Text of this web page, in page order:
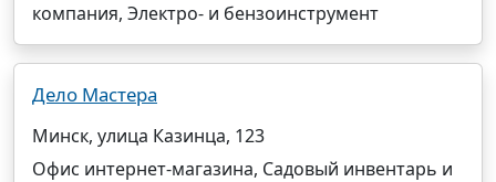
компания, Электро- и бензоинструмент
Дело Мастера
Минск, улица Казинца, 123
Офис интернет-магазина, Садовый инвентарь и